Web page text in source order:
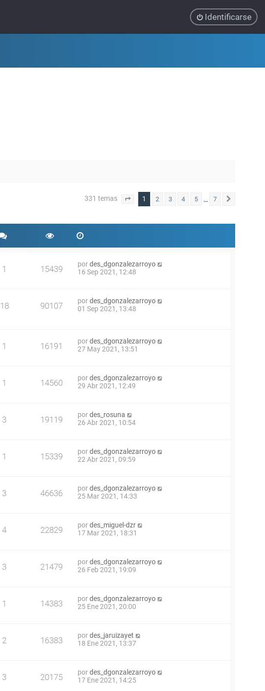
Identificarse
331 temas Página 1de 7
1 2 3 4 5 … 7
1 15439 pordes_dgonzalezarroyo
16 Sep 2021, 12:48
18 90107 pordes_dgonzalezarroyo
01 Sep 2021, 13:48
1 16191 pordes_dgonzalezarroyo
27 May 2021, 13:51
1 14560 pordes_dgonzalezarroyo
29 Abr 2021, 12:49
3 19119 pordes_rosuna
26 Abr 2021, 10:54
1 15339 pordes_dgonzalezarroyo
22 Abr 2021, 09:59
3 46636 pordes_dgonzalezarroyo
25 Mar 2021, 14:33
4 22829 pordes_miguel-dzr
17 Mar 2021, 18:31
3 21479 pordes_dgonzalezarroyo
26 Feb 2021, 19:09
1 14383 pordes_dgonzalezarroyo
25 Ene 2021, 20:00
2 16383 pordes_jaruizayet
18 Ene 2021, 13:37
3 20175 pordes_dgonzalezarroyo
17 Ene 2021, 14:25